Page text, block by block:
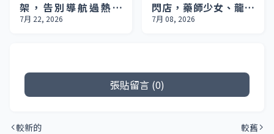
架，告別導航過熱降
速！Qi2 25W 滿血快充
7月 22, 2026
閃店，藥師少女、龍女
僕等身立牌超好拍！
7月 08, 2026
張貼留言 (0)
較新的 較舊